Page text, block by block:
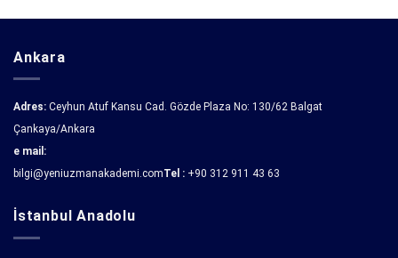
Ankara
Adres: Ceyhun Atuf Kansu Cad. Gözde Plaza No: 130/62 Balgat
Çankaya/Ankara
e mail:
bilgi@yeniuzmanakademi.comTel : +90 312 911 43 63
İstanbul Anadolu